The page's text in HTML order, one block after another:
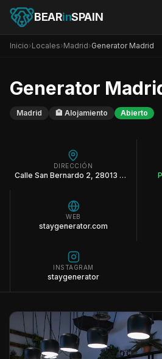
BEARinSPAIN
Inicio›Locales›Madrid›Generator Madrid
Generator
Madrid 🏨 Alojamiento Abierto
DIRECCIÓN
Calle San Bernardo 2, 28013 Madrid España
WEB
staygenerator.com
INSTAGRAM
staygenerator